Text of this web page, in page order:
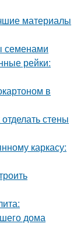
материалы
семенами
рейки:
в
стены
каркасу:
дома